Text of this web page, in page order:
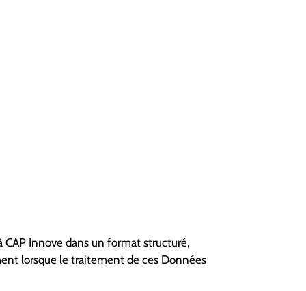
Innove dans un format structuré,
lorsque le traitement de ces Données